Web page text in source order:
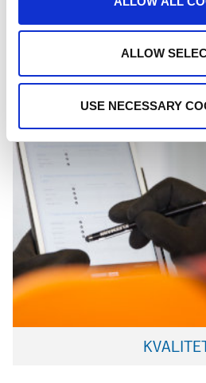
ALLOW
USE NECESSARY
KVALITET